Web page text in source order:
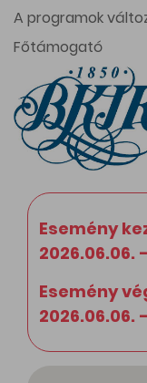
A programok
Főtámogató
Esemény
2026.06.06.
Esemény
2026.06.06.